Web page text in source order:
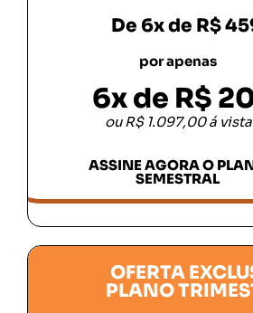
De 6x de R$
por apenas
6x de R$
ou R$ 1.097,00 á vista
ASSINE AGORA O
SEMESTRAL
OFERTA
PLANO